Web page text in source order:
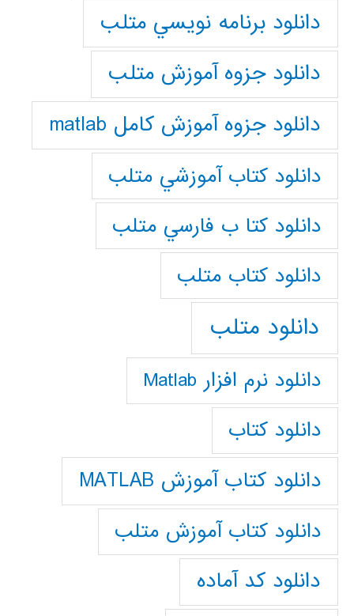
دانلود برنامه نويسي متلب
دانلود جزوه آموزش متلب
دانلود جزوه آموزش کامل matlab
دانلود كتاب آموزشي متلب
دانلود كتا ب فارسي متلب
دانلود كتاب متلب
دانلود متلب
دانلود نرم افزار Matlab
دانلود کتاب
دانلود کتاب آموزش MATLAB
دانلود کتاب آموزش متلب
دانلود کد آماده